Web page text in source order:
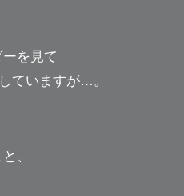
を見て
ていますが…。
、